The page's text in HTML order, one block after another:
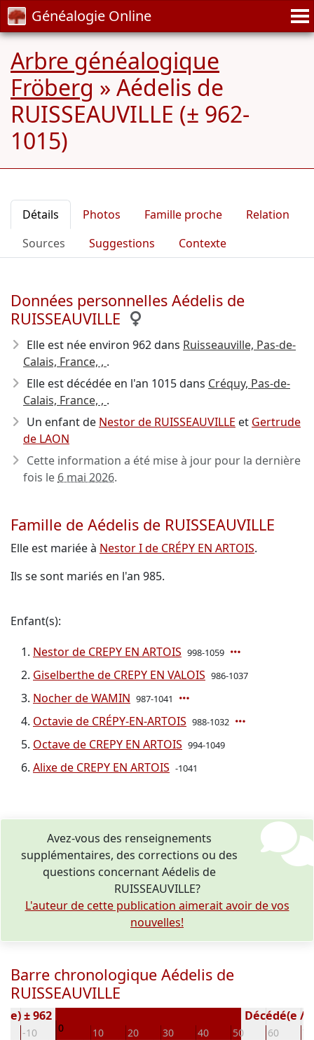
Généalogie Online
Arbre généalogique
Fröberg » Aédelis de
RUISSEAUVILLE (± 962-
1015)
Détails Photos Famille proche
Relation
Sources
Suggestions Contexte
Données personnelles Aédelis de
RUISSEAUVILLE
Elle est née environ 962dans Ruisseauville, Pas-de-
Calais, France, , .
Elle est décédée en l'an 1015dans Créquy, Pas-de-
Calais, France, , .
Un enfant de Nestor de RUISSEAUVILLE et Gertrude
de LAON
Cette information a été mise à jour pour la dernière
fois le 6 mai 2026.
Famille de Aédelis de RUISSEAUVILLE
Elle est mariée à Nestor I de CRÉPY EN ARTOIS.
Ils se sont mariés en l'an 985.
Enfant(s):
Nestor de CREPY EN ARTOIS 998-1059
Giselberthe de CREPY EN VALOIS 986-1037
Nocher de WAMIN 987-1041
Octavie de CRÉPY-EN-ARTOIS 988-1032
Octave de CREPY EN ARTOIS 994-1049
Alixe de CREPY EN ARTOIS -1041
Avez-vous des renseignements
supplémentaires, des corrections ou des
questions concernant Aédelis de
RUISSEAUVILLE?
L'auteur de cette publication aimerait avoir de vos
nouvelles!
Barre chronologique Aédelis de
RUISSEAUVILLE
-10 0 10 20 30 40 50 60 70
± 962 Décédé(e /